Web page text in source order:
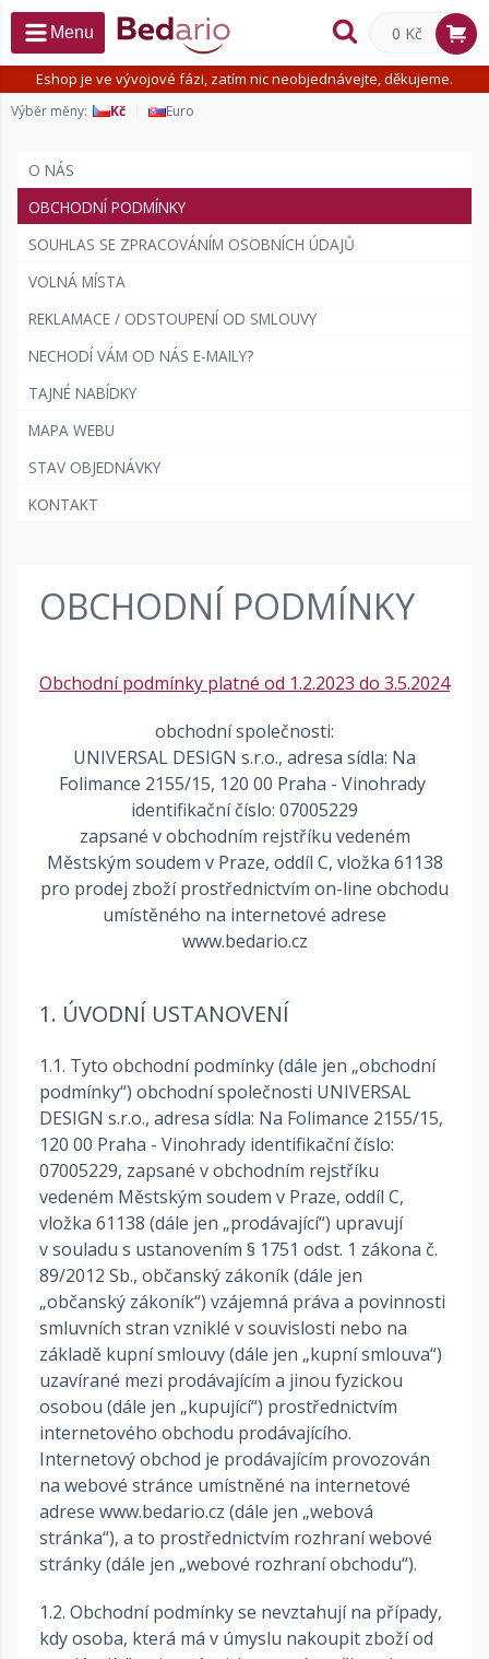
Eshop je ve vývojové fázi, zatím nic neobjednávejte, děkujeme.
Výběr měny: Kč Euro
Menu 0 Kč
O NÁS
OBCHODNÍ PODMÍNKY
SOUHLAS SE ZPRACOVÁNÍM OSOBNÍCH ÚDAJŮ
VOLNÁ MÍSTA
REKLAMACE / ODSTOUPENÍ OD SMLOUVY
NECHODÍ VÁM OD NÁS E-MAILY?
TAJNÉ NABÍDKY
MAPA WEBU
STAV OBJEDNÁVKY
KONTAKT
OBCHODNÍ PODMÍNKY
Obchodní podmínky platné od 1.2.2023 do 3.5.2024
obchodní společnosti:
UNIVERSAL DESIGN s.r.o., adresa sídla: Na
Folimance 2155/15, 120 00 Praha - Vinohrady
identifikační číslo: 07005229
zapsané v obchodním rejstříku vedeném
Městským soudem v Praze, oddíl C, vložka 61138
pro prodej zboží prostřednictvím on-line obchodu
umístěného na internetové adrese
www.bedario.cz
1. ÚVODNÍ USTANOVENÍ
1.1. Tyto obchodní podmínky (dále jen „obchodní
podmínky“) obchodní společnosti UNIVERSAL
DESIGN s.r.o., adresa sídla: Na Folimance 2155/15,
120 00 Praha - Vinohrady identifikační číslo:
07005229, zapsané v obchodním rejstříku
vedeném Městským soudem v Praze, oddíl C,
vložka 61138 (dále jen „prodávající“) upravují
v souladu s ustanovením § 1751 odst. 1 zákona č.
89/2012 Sb., občanský zákoník (dále jen
„občanský zákoník“) vzájemná práva a povinnosti
smluvních stran vzniklé v souvislosti nebo na
základě kupní smlouvy (dále jen „kupní smlouva“)
uzavírané mezi prodávajícím a jinou fyzickou
osobou (dále jen „kupující“) prostřednictvím
internetového obchodu prodávajícího.
Internetový obchod je prodávajícím provozován
na webové stránce umístněné na internetové
adrese www.bedario.cz (dále jen „webová
stránka“), a to prostřednictvím rozhraní webové
stránky (dále jen „webové rozhraní obchodu“).
1.2. Obchodní podmínky se nevztahují na případy,
kdy osoba, která má v úmyslu nakoupit zboží od